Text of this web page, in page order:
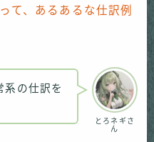
て、あるあるな仕訳例
とろネギさ
ん
系の仕訳を